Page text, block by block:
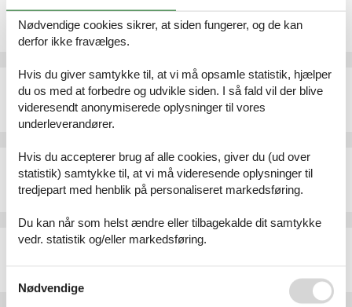
Emne nr.:306-ES9746.162.1
5 personer
Ferielejlighed - 5 personer - 03560 - El Campello/Villajoyosa
Emne nr.:
306-ES9746.122.1
Sommerhus - 6 personer - 03560 - El Campello/Villajoyosa
Emne nr.:306-ES9746.651.1
6 personer
Nødvendige cookies sikrer, at siden fungerer, og de kan
derfor ikke fravælges.
Hvis du giver samtykke til, at vi må opsamle statistik, hjælper
du os med at forbedre og udvikle siden. I så fald vil der blive
videresendt anonymiserede oplysninger til vores
underleverandører.
Hvis du accepterer brug af alle cookies, giver du (ud over
statistik) samtykke til, at vi må videresende oplysninger til
tredjepart med henblik på personaliseret markedsføring.
Du kan når som helst ændre eller tilbagekalde dit samtykke
vedr. statistik og/eller markedsføring.
Nødvendige